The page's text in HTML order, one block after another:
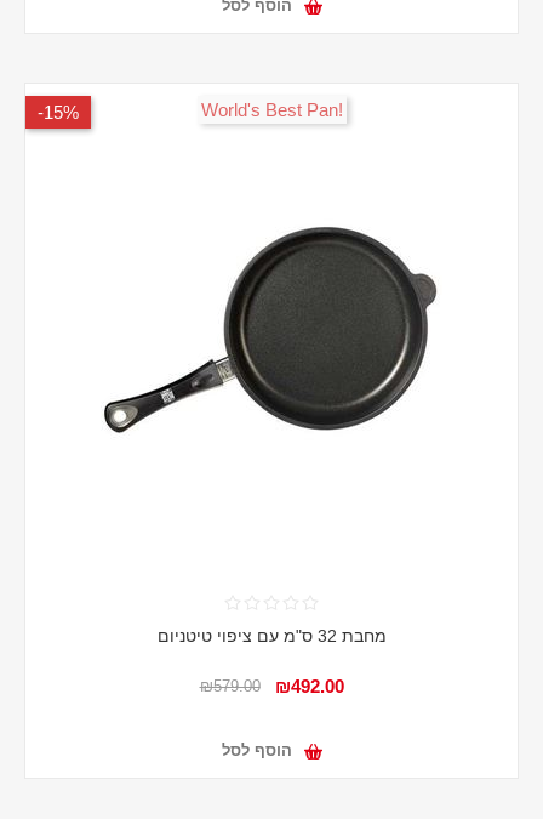
הוסף לסל
15%- !World's Best Pan
מחבת 32 ס"מ עם ציפוי טיטניום
₪492.00
₪579.00
הוסף לסל